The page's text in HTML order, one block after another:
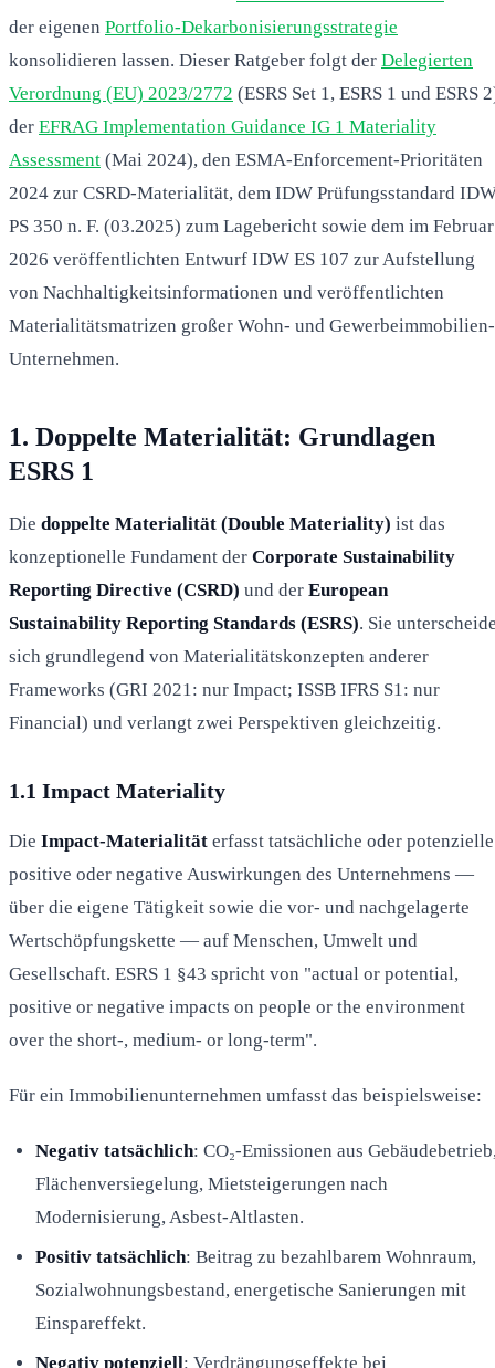
der eigenen Portfolio-Dekarbonisierungsstrategie
konsolidieren lassen. Dieser Ratgeber folgt der Delegierten
Verordnung (EU) 2023/2772 (ESRS Set 1, ESRS 1 und ESRS
der EFRAG Implementation Guidance IG 1 Materiality
Assessment (Mai 2024), den ESMA-Enforcement-Prioritäten
2024 zur CSRD-Materialität, dem IDW Prüfungsstandard
PS 350 n. F. (03.2025) zum Lagebericht sowie dem im Februar
2026 veröffentlichten Entwurf IDW ES 107 zur Aufstellung
von Nachhaltigkeitsinformationen und veröffentlichten
Materialitätsmatrizen großer Wohn- und Gewerbeimmobilien-
Unternehmen.
1. Doppelte Materialität: Grundlagen
ESRS 1
Die doppelte Materialität (Double Materiality) ist das
konzeptionelle Fundament der Corporate Sustainability
Reporting Directive (CSRD) und der European
Sustainability Reporting Standards (ESRS). Sie
sich grundlegend von Materialitätskonzepten anderer
Frameworks (GRI 2021: nur Impact; ISSB IFRS S1: nur
Financial) und verlangt zwei Perspektiven gleichzeitig.
1.1 Impact Materiality
Die Impact-Materialität erfasst tatsächliche oder potenzielle
positive oder negative Auswirkungen des Unternehmens —
über die eigene Tätigkeit sowie die vor- und nachgelagerte
Wertschöpfungskette — auf Menschen, Umwelt und
Gesellschaft. ESRS 1 §43 spricht von "actual or potential,
positive or negative impacts on people or the environment
over the short-, medium- or long-term".
Für ein Immobilienunternehmen umfasst das beispielsweise:
Negativ tatsächlich: CO₂-Emissionen aus
Flächenversiegelung, Mietsteigerungen nach
Modernisierung, Asbest-Altlasten.
Positiv tatsächlich: Beitrag zu bezahlbarem Wohnraum,
Sozialwohnungsbestand, energetische Sanierungen mit
Einspareffekt.
Negativ potenziell: Verdrängungseffekte bei